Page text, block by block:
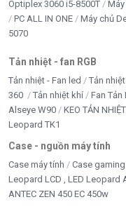
Optiplex 3060 i5-8500T
Máy
PC ALL IN ONE
Máy chủ
5070
Tản nhiệt - fan RGB
Tản nhiệt - Fan led Tản
360
Tản nhiệt khí Fan Tản
Alseye W90
KEO TẢN
Leopard TK1
Case - nguồn máy tính
Case máy tính Case gaming
Leopard LCD , LED Leopard
ANTEC ZEN 450 EC 450w